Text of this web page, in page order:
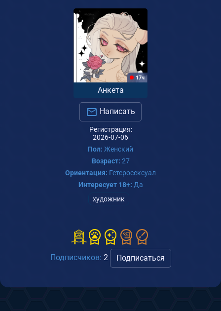
17ч
Анкета
Написать
Регистрация:
2026-07-06
Пол: Женский
Возраст: 27
Ориентация: Гетеросексуал
Интересует 18+: Да
художник
Подписчиков: 2 Подписаться